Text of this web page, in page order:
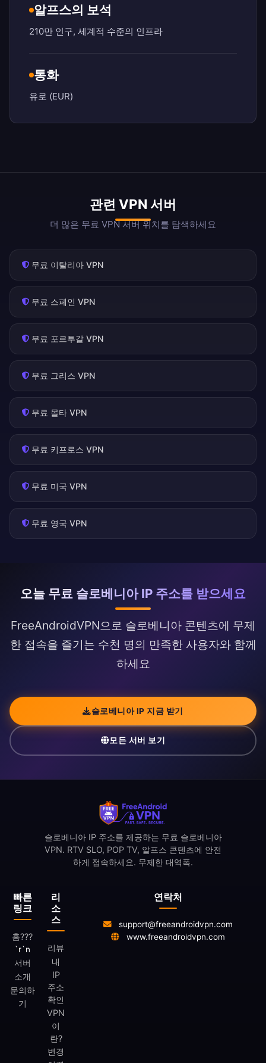
알프스의 보석
210만 인구, 세계적 수준의 인프라
통화
유로 (EUR)
관련 VPN 서버
더 많은 무료 VPN 서버 위치를 탐색하세요
무료 이탈리아 VPN
무료 스페인 VPN
무료 포르투갈 VPN
무료 그리스 VPN
무료 몰타 VPN
무료 키프로스 VPN
무료 미국 VPN
무료 영국 VPN
오늘 무료 슬로베니아 IP 주소를 받으세요
FreeAndroidVPN으로 슬로베니아 콘텐츠에 무제
한 접속을 즐기는 수천 명의 만족한 사용자와 함께
하세요
슬로베니아 IP 지금 받기
모든 서버 보기
빠른
링크
홈???
`r`n
서버
소개
문의하
기
리
소
스
리뷰
내
IP
주소
확인
VPN
이
란?
변경
슬로베니아 IP 주소를 제공하는 무료 슬로베니아
VPN. RTV SLO, POP TV, 알프스 콘텐츠에 안전
하게 접속하세요. 무제한 대역폭.
연락처
support@freeandroidvpn.com
www.freeandroidvpn.com